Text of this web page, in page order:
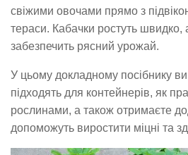
свіжими овочами прямо з
тераси. Кабачки ростуть швидко,
забезпечить рясний урожай.
У цьому докладному посібнику ви
підходять для контейнерів, як
рослинами, а також отримаєте
допоможуть виростити міцні та